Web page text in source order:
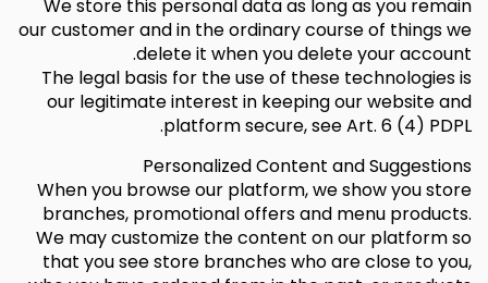
We store this personal data as long as you remain
our customer and in the ordinary course of things we
delete it when you delete your account.
The legal basis for the use of these technologies is
our legitimate interest in keeping our website and
platform secure, see Art. 6 (4) PDPL.
Personalized Content and Suggestions
When you browse our platform, we show you store
branches, promotional offers and menu products.
We may customize the content on our platform so
that you see store branches who are close to you,